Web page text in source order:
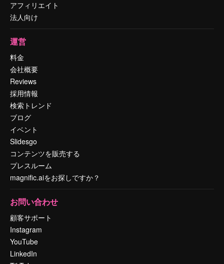
アフィリエイト
法人向け
運営
料金
会社概要
Reviews
採用情報
検索トレンド
ブログ
イベント
Slidesgo
コンテンツを販売する
プレスルーム
magnific.aiをお探しですか？
お問い合わせ
顧客サポート
Instagram
YouTube
LinkedIn